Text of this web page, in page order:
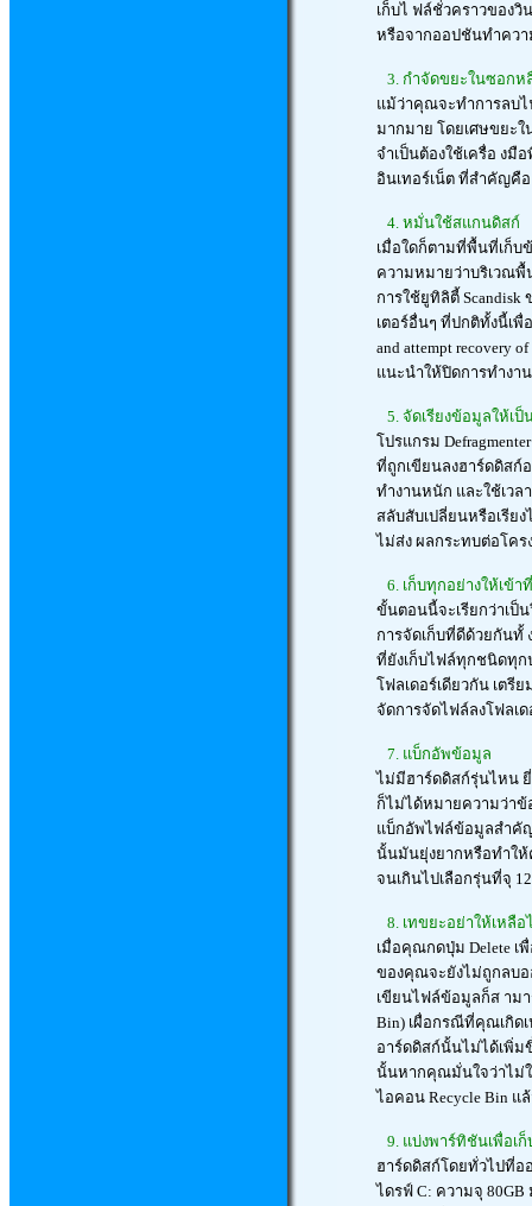
เก็บไ ฟล์ชั่วคราวของวิ
หรือจากออปชันทำควา
3. กำจัดขยะในซอกห
แม้ว่าคุณจะทำการลบไ
มากมาย โดยเศษขยะ
จำเป็นต้องใช้เครื่อ งมื
อินเทอร์เน็ต ที่สำคัญคื
4. หมั่นใช้สแกนดิสก์
เมื่อใดก็ตามที่พื้นที่เก็บ
ความหมายว่าบริเวณพื้
การใช้ยูทิลิตี้
เตอร์อื่นๆ ที่ปกติทั้งนี้เ
and attempt recovery
แนะนำให้ปิดการทำงา
5. จัดเรียงข้อมูลให้เป็
โปรแกรม
ที่ถูกเขียนลงฮาร์ดดิสก์
ทำงานหนัก และใช้เว
สลับสับเปลี่ยนหรือเรีย
ไม่ส่ง ผลกระทบต่อโคร
6. เก็บทุกอย่างให้เข้าที่
ขั้นตอนนี้จะเรียกว่าเป็
การจัดเก็บที่ดีด้วยกันทั้
ที่ยังเก็บไฟล์ทุกชนิดทุก
โฟลเดอร์เดียวกัน เตรี
จัดการจัดไฟล์ลงโฟลเ
7. แบ็กอัพข้อมูล
ไม่มีฮาร์ดดิสก์รุ่นไหน
ก็ไม่ได้หมายความว่า
แบ็กอัพไฟล์ข้อมูลสำคั
นั้นมันยุ่งยากหรือทำให้
จนเกินไปเลือกรุ่นที่จุ
8. เทขยะอย่าให้เหลื
เมื่อคุณกดปุ่ม Delete
ของคุณจะยังไม่ถูกลบอ
เขียนไฟล์ข้อมูลก็ส าม
Bin) เผื่อกรณีที่คุณเกิด
อาร์ดดิสก์นั้นไม่ได้เพิ่ม
นั้นหากคุณมั่นใจว่าไม่
ไอคอน Recycle Bin แ
9. แบ่งพาร์ทิชันเพื่อเ
ฮาร์ดดิสก์โดยทั่วไปที่อ
ไดรฟ์ C: ความจุ